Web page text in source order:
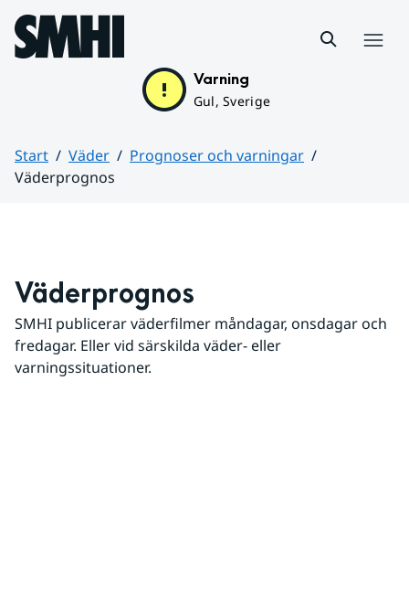
Hoppa till sidans innehåll
Varning
Gul, Sverige
Start Väder
Prognoser och varningar
Väderprognos
Väderprognos
SMHI publicerar väderfilmer måndagar, onsdagar och
fredagar. Eller vid särskilda väder- eller
varningssituationer.